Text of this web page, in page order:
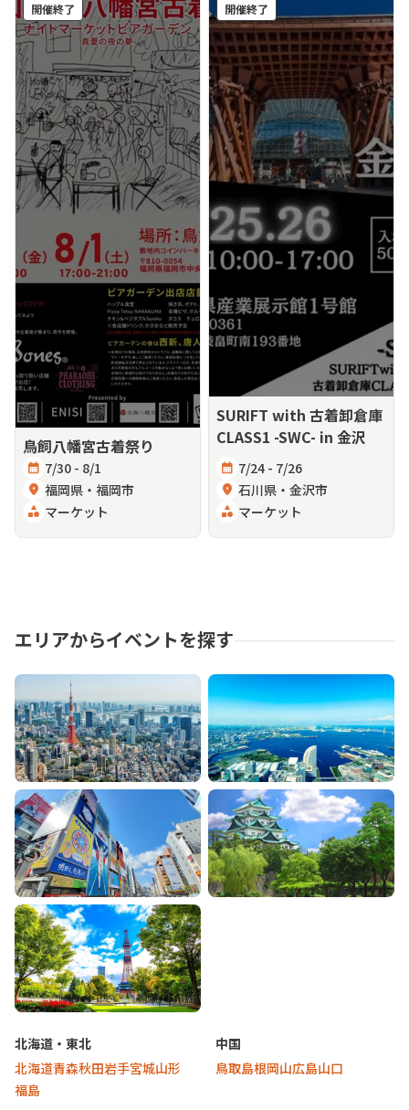
鳥飼八幡宮古着祭り
calendar_month 7/30 - 8/1
location_on 福岡県・福岡市
category マーケット
開催終了
SURIFT with 古着卸倉庫
CLASS1 -SWC- in 金沢
calendar_month 7/24 - 7/26
location_on 石川県・金沢市
category マーケット
開催終了
エリアからイベントを探す
東京 神奈川
大阪
北海道・東北
北海道青森秋田岩手宮城山形
福島
中国
鳥取島根岡山広島山口